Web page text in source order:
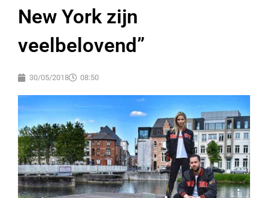
New York zijn
veelbelovend”
30/05/2018 08:50